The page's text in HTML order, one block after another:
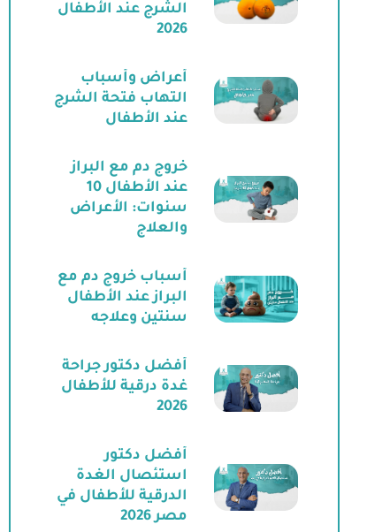
الشرج عند الأطفال
2026
أعراض وأسباب
التهاب فتحة الشرج
عند الأطفال
خروج دم مع البراز
عند الأطفال 10
سنوات: الأعراض
والعلاج
أسباب خروج دم مع
البراز عند الأطفال
سنتين وعلاجه
أفضل دكتور جراحة
غدة درقية للأطفال
2026
أفضل دكتور
استئصال الغدة
الدرقية للأطفال في
مصر 2026